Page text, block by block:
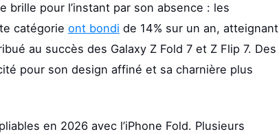
brille pour l’instant par son absence : les
catégorie ont bondi de 14% sur un an, atteignant
au succès des Galaxy Z Fold 7 et Z Flip 7. Des
pour son design affiné et sa charnière plus
en 2026 avec l’iPhone Fold. Plusieurs